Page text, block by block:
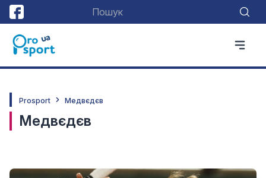
Prosport Медвєдєв
Медвєдєв